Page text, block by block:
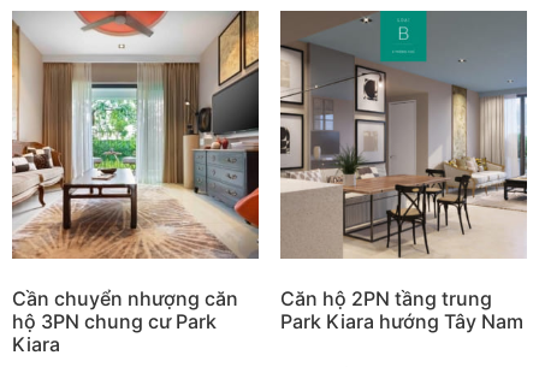
Cần chuyển nhượng căn
hộ 3PN chung cư Park
Kiara
Căn hộ 2PN tầng trung
Park Kiara hướng Tây Nam